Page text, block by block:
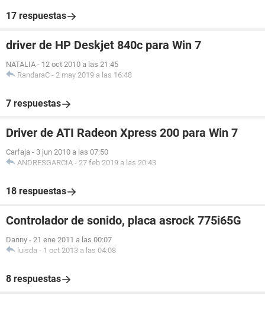
17 respuestas
driver de HP Deskjet 840c para Win 7
NATALIA - 12 oct 2010 a las 21:45
RandaraC - 2 may 2019 a las 16:48
7 respuestas
Driver de ATI Radeon Xpress 200 para Win 7
Carfaja - 3 jun 2010 a las 07:50
ANDRESGARCIA - 27 feb 2019 a las 20:43
18 respuestas
Controlador de sonido, placa asrock 775i65G
Danny - 21 ene 2011 a las 00:07
luisda - 1 oct 2013 a las 04:08
8 respuestas